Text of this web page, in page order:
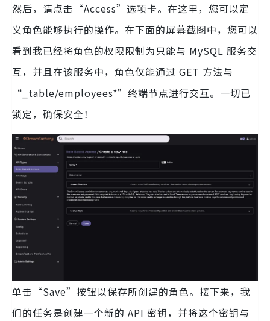
然后，请点击“Access”选项卡。在这里，您可以定
义角色能够执行的操作。在下面的屏幕截图中，您可以
看到我已经将角色的权限限制为只能与 MySQL 服务交
互，并且在该服务中，角色仅能通过 GET 方法与
“_table/employees*”终端节点进行交互。一切已
锁定，确保安全！
单击“Save”按钮以保存所创建的角色。接下来，我
们的任务是创建一个新的 API 密钥，并将这个密钥与